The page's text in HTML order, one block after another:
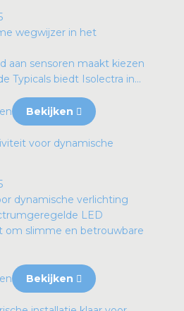
wegwijzer in het
aan sensoren maakt kiezen
Typicals biedt Isolectra in...
Bekijken
dynamische verlichting
LED
om slimme en betrouwbare
Bekijken